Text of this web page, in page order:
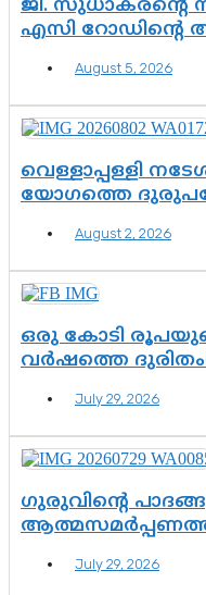
ജി. സുധാകരന്റെ
എസി റോഡിന്റെ
August 5, 2026
വെള്ളാപ്പള്ളി
യോഗത്തെ
വിഷവിത്ത്:
August 2, 2026
ഒരു കോടി
വർഷത്തെ ദുരിതം!
പോരാട്ടംJuly 29, 2026
ഗുരുവിന്റെ
ഗുരുപൂർണിമ
July 29, 2026